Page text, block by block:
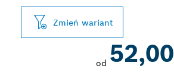
Zmień wariant
od